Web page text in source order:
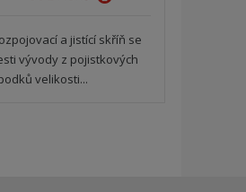
a jistící skříň se
vývody z pojistkových
velikosti...